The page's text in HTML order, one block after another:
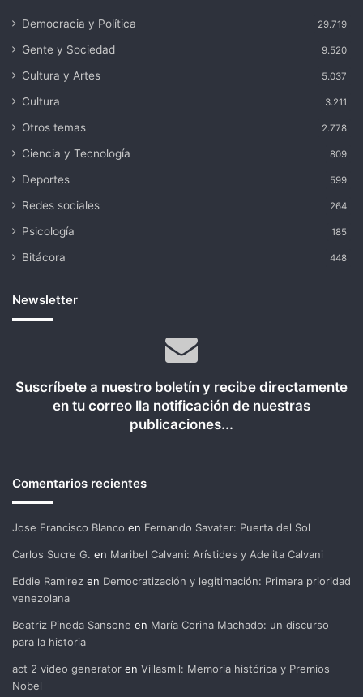
Democracia y Política 29.719
Gente y Sociedad 9.520
Cultura y Artes 5.037
Cultura 3.211
Otros temas 2.778
Ciencia y Tecnología 809
Deportes 599
Redes sociales 264
Psicología 185
Bitácora 448
Newsletter
Suscríbete a nuestro boletín y recibe directamente
en tu correo lla notificación de nuestras
publicaciones...
Comentarios recientes
Jose Francisco Blanco en Fernando Savater: Puerta del Sol
Carlos Sucre G. en Maribel Calvani: Arístides y Adelita Calvani
Eddie Ramirez en Democratización y legitimación: Primera prioridad
venezolana
Beatriz Pineda Sansone en María Corina Machado: un discurso
para la historia
act 2 video generator en Villasmil: Memoria histórica y Premios
Nobel